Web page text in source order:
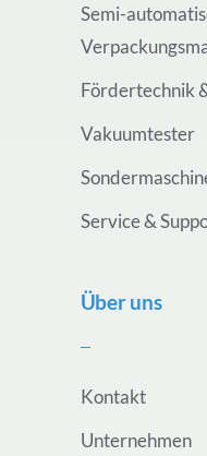
Semi-
Fördertechnik
Vakuumtester
Service &
Über uns
Kontakt
Unternehmen